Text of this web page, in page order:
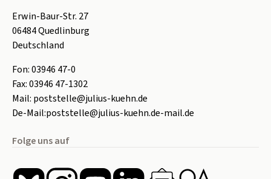
Erwin-Baur-Str. 27
06484Quedlinburg
Deutschland
Fon:03946 47-0
Fax:03946 47-1302
Mail: poststelle@julius-kuehn.de
De-Mail:poststelle@julius-kuehn.de-mail.de
Folge uns auf